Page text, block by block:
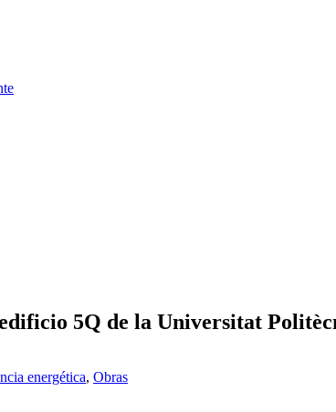
5Q de la Universitat
energética, Obras